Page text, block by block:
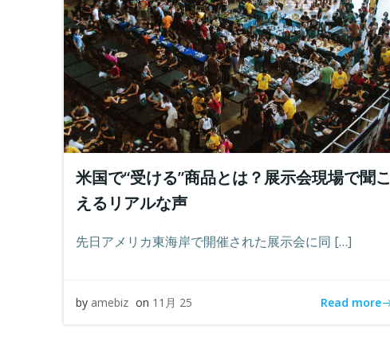
米国で“受ける”商品とは？展示会現場で聞こ
えるリアルな声
先日アメリカ東海岸で開催された展示会に同 […]
by amebiz on 11月 25 Read more